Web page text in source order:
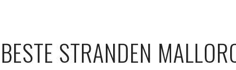
BESTE STRANDEN